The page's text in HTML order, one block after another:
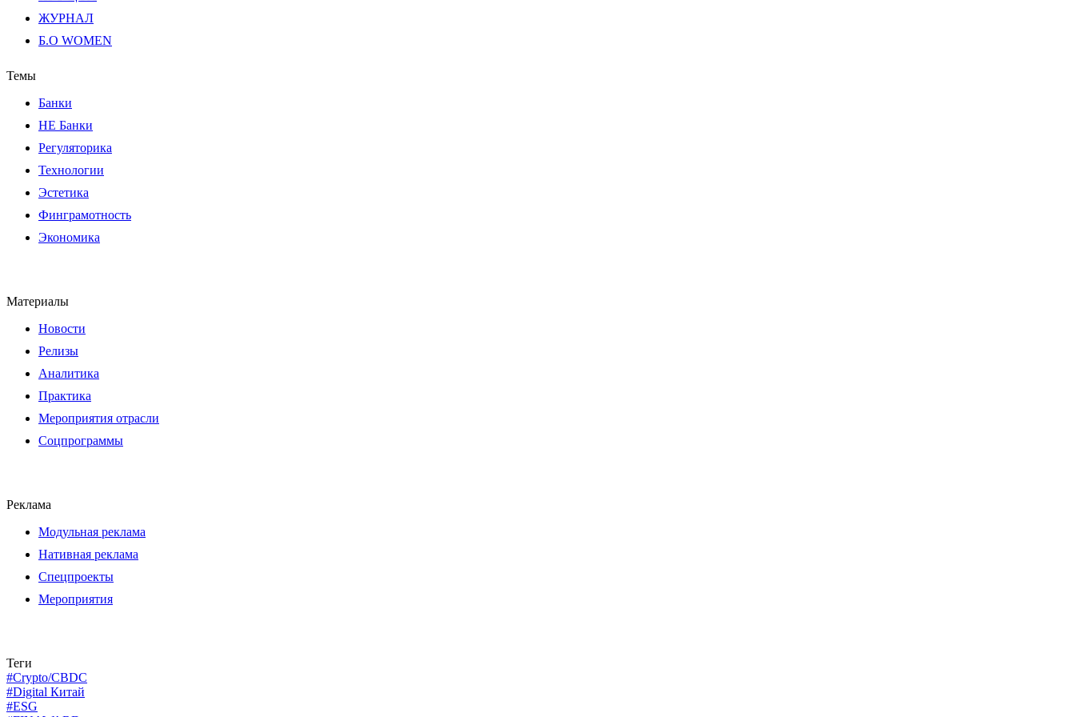
ЖУРНАЛ
Б.О WOMEN
Темы
Банки
НЕ Банки
Регуляторика
Технологии
Эстетика
Финграмотность
Экономика
Материалы
Новости
Релизы
Аналитика
Практика
Мероприятия отрасли
Соцпрограммы
Реклама
Модульная реклама
Нативная реклама
Спецпроекты
Мероприятия
Теги
#Crypto/CBDC
#Digital Китай
#ESG